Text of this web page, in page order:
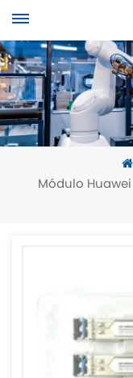
Módulo Huawei